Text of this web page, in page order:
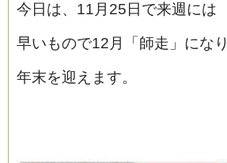
今日は、11月25日で来週には
早いもので12月「師走」になり
年末を迎えます。